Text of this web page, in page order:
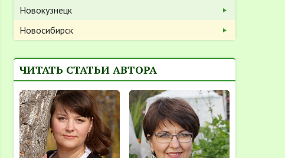
Новокузнецк
Новосибирск
ЧИТАТЬ СТАТЬИ АВТОРА